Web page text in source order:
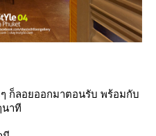
ๆ ก็ลอยออกมาตอนรับ พร้อมกับ
นาที